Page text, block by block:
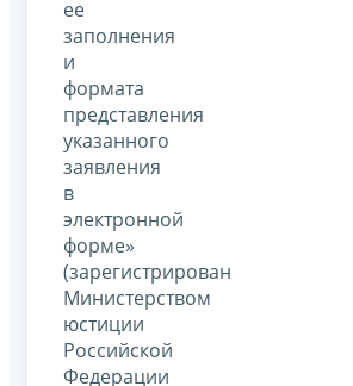
ее
заполнения
и
формата
представления
указанного
заявления
в
электронной
форме»
(зарегистрирован
Министерством
юстиции
Российской
Федерации